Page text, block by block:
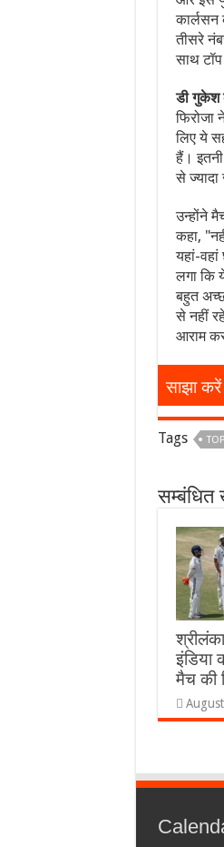
कार्लसन
तीसरे
साथ
डी गुकेश
फिरोजा
लिए ये
हैं।
से
उन्होंने
कहा,
यहां-
लगा कि
बहुत
से नहीं
आराम
साझा करें
Tags
सम्बंधित
इंडिया
मैच की